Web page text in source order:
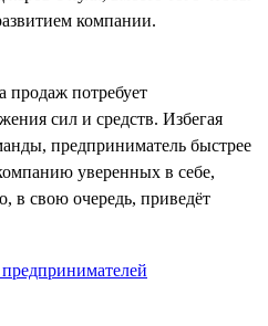
компании.
продаж потребует
сил и средств. Избегая
предприниматель быстрее
уверенных в себе,
в свою очередь, приведёт